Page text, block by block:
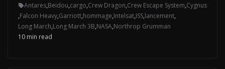
Antares,Beidou,cargo,Crew Dragon,Crew Escape System,Cygnus
,Falcon Heavy,Garriott,hommage,Intelsat,ISS,lancement,
Long March,Long March 3B,NASA,Northrop Grumman
10 min read